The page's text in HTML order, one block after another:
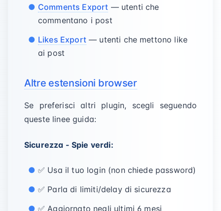
Comments Export — utenti che
commentano i post
Likes Export— utenti che mettono like
ai post
Altre estensioni browser
Se preferisci altri plugin, scegli seguendo
queste linee guida:
Sicurezza - Spie verdi:
✅ Usa il tuo login (non chiede password)
✅ Parla di limiti/delay di sicurezza
✅ Aggiornato negli ultimi 6 mesi